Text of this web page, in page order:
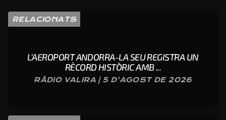
RELACIONATS
L’AEROPORT ANDORRA-LA SEU REGISTRA UN
RÈCORD HISTÒRIC AMB ...
RÀDIO VALIRA | 5 D'AGOST DE 2026